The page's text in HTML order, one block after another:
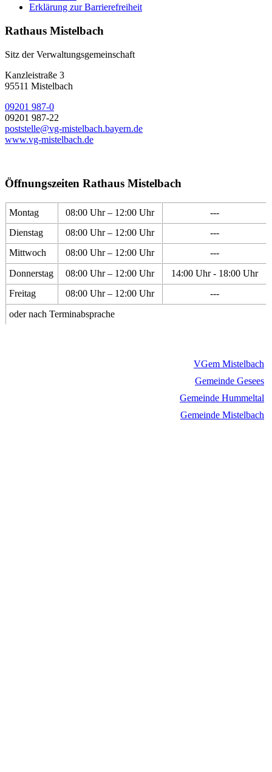
Erklärung zur Barrierefreiheit
Rathaus Mistelbach
Sitz der Verwaltungsgemeinschaft
Kanzleistraße 3
95511 Mistelbach
09201 987-0
09201 987-22
poststelle@vg-mistelbach.bayern.de
www.vg-mistelbach.de
Öffnungszeiten Rathaus Mistelbach
Montag 08:00 Uhr – 12:00 Uhr
---
Dienstag
08:00 Uhr – 12:00 Uhr
---
Mittwoch
08:00 Uhr – 12:00 Uhr
---
Donnerstag
08:00 Uhr – 12:00 Uhr
14:00 Uhr - 18:00 Uhr
Freitag
08:00 Uhr – 12:00 Uhr
---
oder nach Terminabsprache
VGem Mistelbach
Gemeinde Gesees
Gemeinde Hummeltal
Gemeinde Mistelbach